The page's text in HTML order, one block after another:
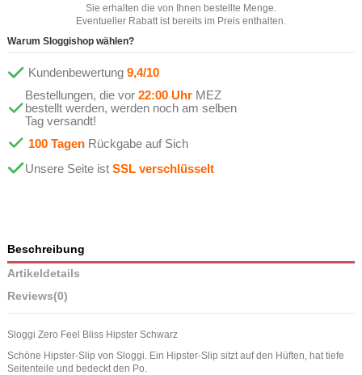
Sie erhalten die von Ihnen bestellte Menge.
Eventueller Rabatt ist bereits im Preis enthalten.
Warum Sloggishop wählen?
Kundenbewertung 9,4/10
Bestellungen, die vor 22:00 Uhr MEZ
bestellt werden, werden noch am selben
Tag versandt!
100 Tagen Rückgabe auf Sich
Unsere Seite ist SSL verschlüsselt
Beschreibung
Artikeldetails
Reviews(0)
Sloggi Zero Feel Bliss Hipster Schwarz
Schöne Hipster-Slip von Sloggi. Ein Hipster-Slip sitzt auf den Hüften, hat tiefe
Seitenteile und bedeckt den Po.